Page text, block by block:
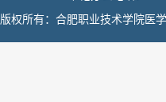
版权所有：合肥职业技术学院